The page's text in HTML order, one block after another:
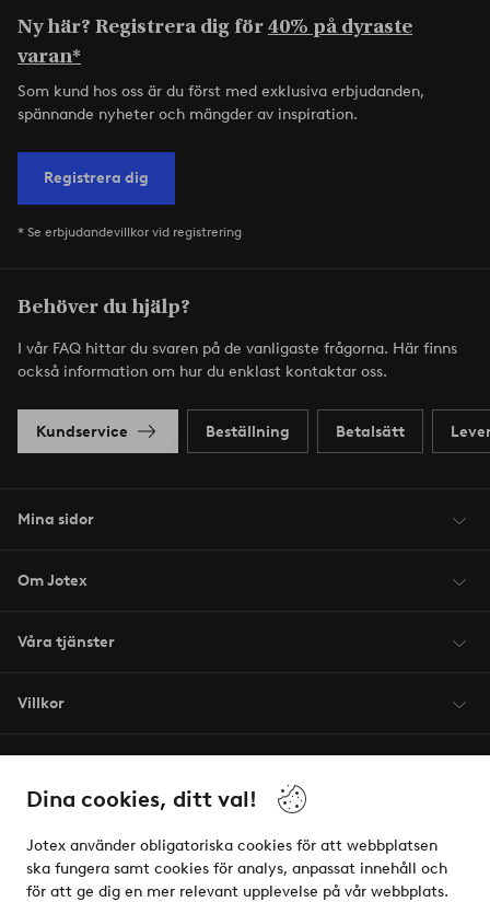
Dina cookies, ditt val!
Jotex använder obligatoriska cookies för att webbplatsen
ska fungera samt cookies för analys, anpassat innehåll och
för att ge dig en mer relevant upplevelse på vår webbplats.
Ny här? Registrera dig för40% på dyraste
varan*
Som kund hos oss är du först med exklusiva erbjudanden,
spännande nyheter och mängder av inspiration.
Registrera dig
* Se erbjudandevillkor vid registrering
Behöver du hjälp?
I vår FAQ hittar du svaren på de vanligaste frågorna. Här finns
också information om hur du enklast kontaktar oss.
Kundservice Beställning Betalsätt
Mina sidor
Om Jotex
Våra tjänster
Villkor